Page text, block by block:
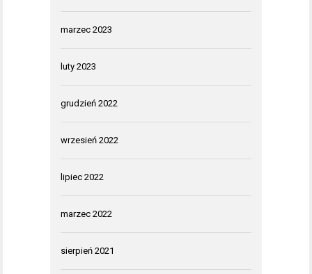
marzec 2023
luty 2023
grudzień 2022
wrzesień 2022
lipiec 2022
marzec 2022
sierpień 2021